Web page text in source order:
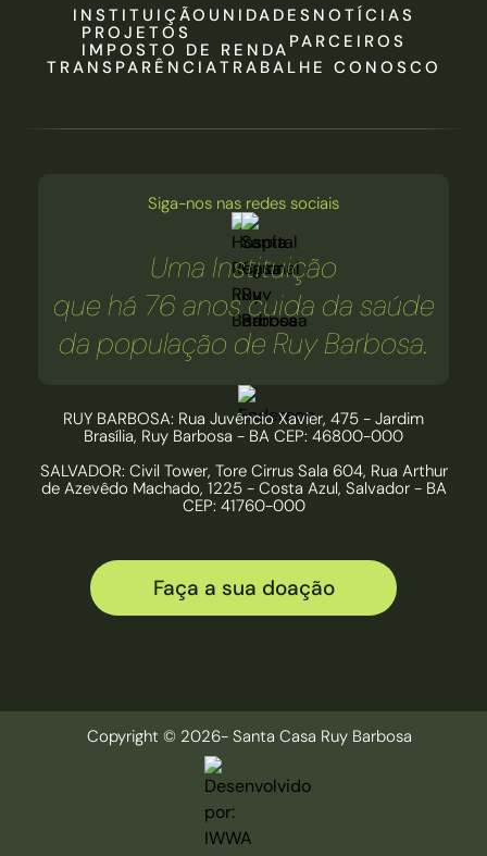
INSTITUIÇÃO UNIDADES NOTÍCIAS
PROJETOS
IMPOSTO DE RENDA PARCEIROS
TRANSPARÊNCIATRABALHE CONOSCO
RUY BARBOSA: Rua Juvêncio Xavier, 475 - Jardim
Brasília, Ruy Barbosa - BA CEP: 46800-000
SALVADOR: Civil Tower, Tore Cirrus Sala 604, Rua Arthur
de Azevêdo Machado, 1225 - Costa Azul, Salvador - BA
CEP: 41760-000
Faça a sua doação
Siga-nos nas redes sociais
Uma Instituição
que há 76 anos cuida da saúde
da população de Ruy Barbosa.
Copyright © 2026- Santa Casa Ruy Barbosa